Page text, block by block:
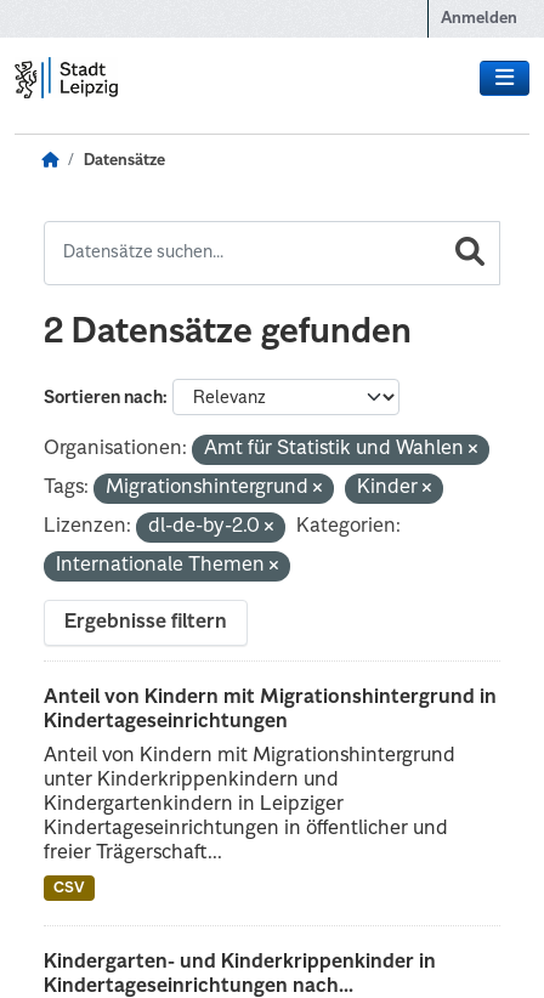
Anmelden
Datensätze
2 Datensätze gefunden
Sortieren nach
Organisationen:
Amt für Statistik und Wahlen
Tags:
Migrationshintergrund
Kinder
Lizenzen:
dl-de-by-2.0
Kategorien:
Internationale Themen
Ergebnisse filtern
Anteil von Kindern mit Migrationshintergrund in
Kindertageseinrichtungen
Anteil von Kindern mit Migrationshintergrund
unter Kinderkrippenkindern und
Kindergartenkindern in Leipziger
Kindertageseinrichtungen in öffentlicher und
freier Trägerschaft...
CSV
Kindergarten- und Kinderkrippenkinder in
Kindertageseinrichtungen nach...